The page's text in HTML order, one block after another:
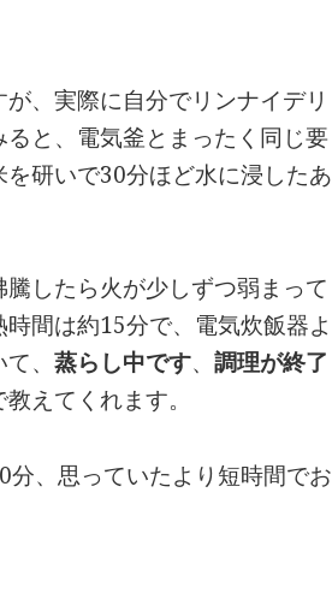
、実際に自分でリンナイデリ
と、電気釜とまったく同じ要
研いで30分ほど水に浸したあ
したら火が少しずつ弱まって
間は約15分で、電気炊飯器よ
て、蒸らし中です、調理が終了
えてくれます。
、思っていたより短時間でお